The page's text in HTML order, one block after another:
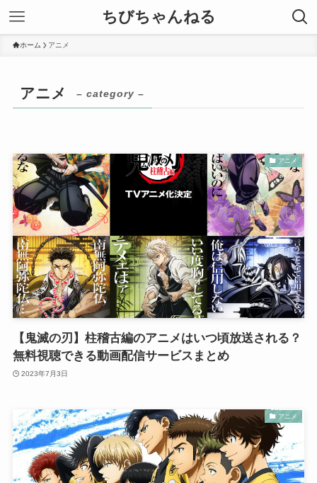
ちびちゃんねる
ホーム アニメ
アニメ – category –
アニメ
【鬼滅の刃】柱稽古編のアニメはいつ頃放送される？
無料視聴できる動画配信サービスまとめ
2023年7月3日
アニメ